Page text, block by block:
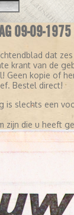
09-09-1975
dat
krant van de
Geen kopie of
Bestel direct!
is slechts een
zijn die u heeft